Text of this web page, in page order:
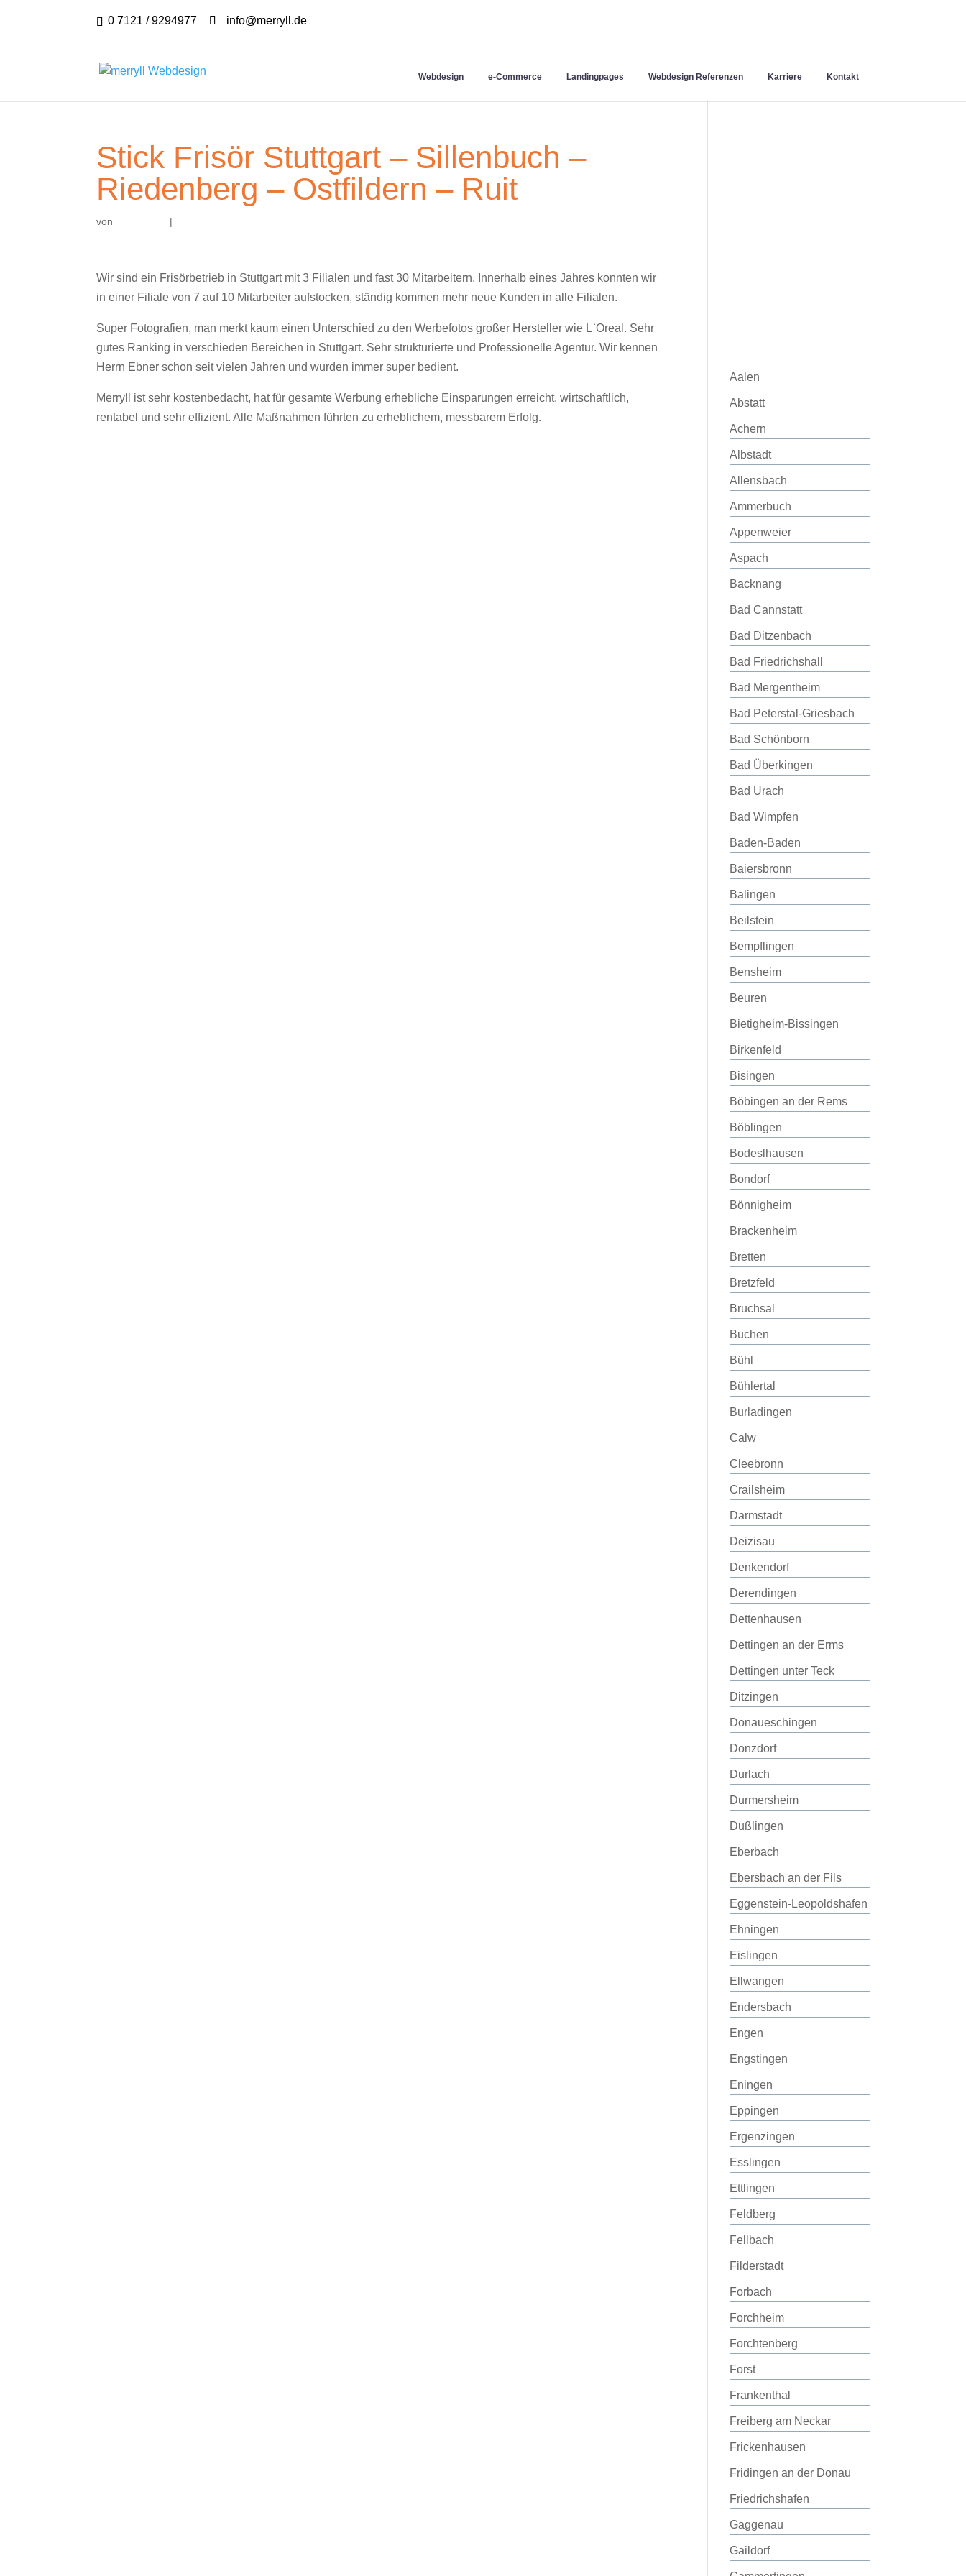
0 7121 / 9294977 info@merryll.de
Webdesign e-Commerce Landingpages Webdesign Referenzen Karriere Kontakt
Stick Frisör Stuttgart – Sillenbuch –
Riedenberg – Ostfildern – Ruit
von |
Wir sind ein Frisörbetrieb in Stuttgart mit 3 Filialen und fast 30 Mitarbeitern. Innerhalb eines Jahres konnten wir
in einer Filiale von 7 auf 10 Mitarbeiter aufstocken, ständig kommen mehr neue Kunden in alle Filialen.
Super Fotografien, man merkt kaum einen Unterschied zu den Werbefotos großer Hersteller wie L`Oreal. Sehr
gutes Ranking in verschieden Bereichen in Stuttgart. Sehr strukturierte und Professionelle Agentur. Wir kennen
Herrn Ebner schon seit vielen Jahren und wurden immer super bedient.
Merryll ist sehr kostenbedacht, hat für gesamte Werbung erhebliche Einsparungen erreicht, wirtschaftlich,
rentabel und sehr effizient. Alle Maßnahmen führten zu erheblichem, messbarem Erfolg.
Aalen
Abstatt
Achern
Albstadt
Allensbach
Ammerbuch
Appenweier
Aspach
Backnang
Bad Cannstatt
Bad Ditzenbach
Bad Friedrichshall
Bad Mergentheim
Bad Peterstal-Griesbach
Bad Schönborn
Bad Überkingen
Bad Urach
Bad Wimpfen
Baden-Baden
Baiersbronn
Balingen
Beilstein
Bempflingen
Bensheim
Beuren
Bietigheim-Bissingen
Birkenfeld
Bisingen
Böbingen an der Rems
Böblingen
Bodeslhausen
Bondorf
Bönnigheim
Brackenheim
Bretten
Bretzfeld
Bruchsal
Buchen
Bühl
Bühlertal
Burladingen
Calw
Cleebronn
Crailsheim
Darmstadt
Deizisau
Denkendorf
Derendingen
Dettenhausen
Dettingen an der Erms
Dettingen unter Teck
Ditzingen
Donaueschingen
Donzdorf
Durlach
Durmersheim
Dußlingen
Eberbach
Ebersbach an der Fils
Eggenstein-Leopoldshafen
Ehningen
Eislingen
Ellwangen
Endersbach
Engen
Engstingen
Eningen
Eppingen
Ergenzingen
Esslingen
Ettlingen
Feldberg
Fellbach
Filderstadt
Forbach
Forchheim
Forchtenberg
Forst
Frankenthal
Freiberg am Neckar
Frickenhausen
Fridingen an der Donau
Friedrichshafen
Gaggenau
Gaildorf